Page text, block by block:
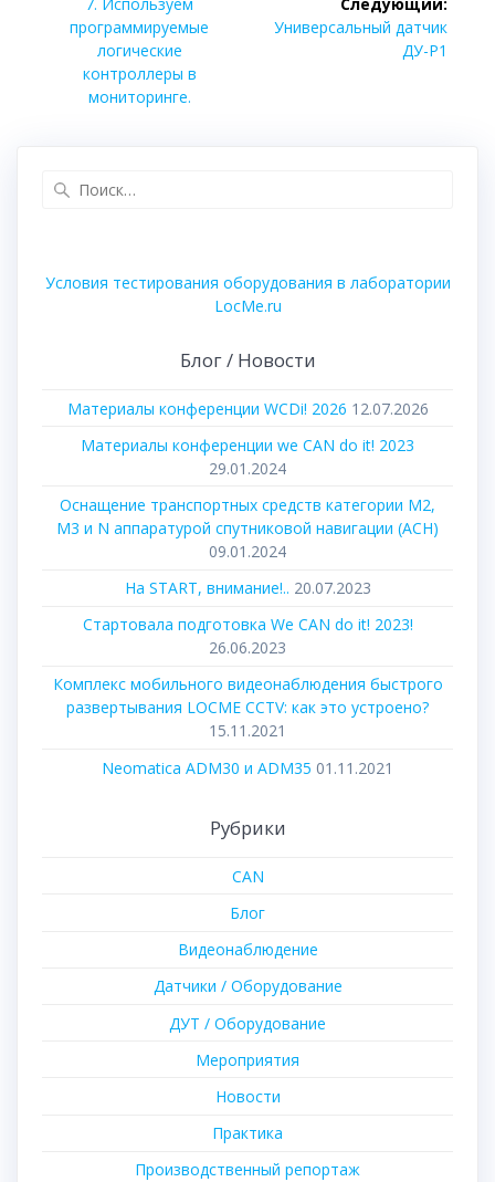
записям
программируемые
логические
контроллеры в
мониторинге.
Следующая
Универсальный датчик
ДУ-Р1
Условия тестирования оборудования в лаборатории
LocMe.ru
Блог / Новости
Материалы конференции WCDi! 2026 12.07.2026
Материалы конференции we CAN do it! 2023
29.01.2024
Оснащение транспортных средств категории М2,
М3 и N аппаратурой спутниковой навигации (АСН)
09.01.2024
На START, внимание!.. 20.07.2023
Стартовала подготовка We CAN do it! 2023!
26.06.2023
Комплекс мобильного видеонаблюдения быстрого
развертывания LOCME CCTV: как это устроено?
15.11.2021
Neomatica ADM30 и ADM35 01.11.2021
Рубрики
CAN
Блог
Видеонаблюдение
Датчики / Оборудование
ДУТ / Оборудование
Мероприятия
Новости
Практика
Производственный репортаж